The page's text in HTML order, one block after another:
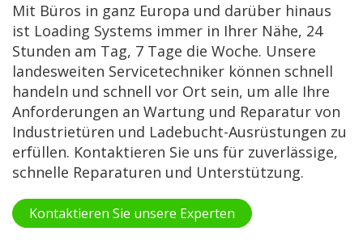
Mit Büros in ganz Europa und darüber hinaus
ist Loading Systems immer in Ihrer Nähe, 24
Stunden am Tag, 7 Tage die Woche. Unsere
landesweiten Servicetechniker können schnell
handeln und schnell vor Ort sein, um alle Ihre
Anforderungen an Wartung und Reparatur von
Industrietüren und Ladebucht-Ausrüstungen zu
erfüllen. Kontaktieren Sie uns für zuverlässige,
schnelle Reparaturen und Unterstützung.
Kontaktieren Sie unsere Experten